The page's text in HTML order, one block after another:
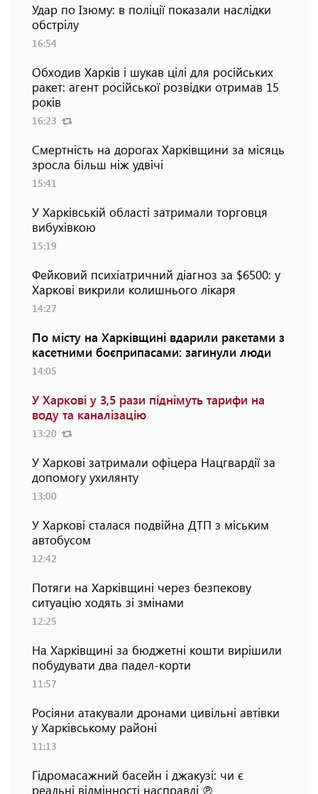
Удар по Ізюму: в поліції показали наслідки
обстрілу
16:54
Обходив Харків і шукав цілі для російських
ракет: агент російської розвідки отримав 15
років
16:23
Смертність на дорогах Харківщини за місяць
зросла більш ніж удвічі
15:41
У Харківській області затримали торговця
вибухівкою
15:19
Фейковий психіатричний діагноз за $6500: у
Харкові викрили колишнього лікаря
14:27
По місту на Харківщині вдарили ракетами з
касетними боєприпасами: загинули люди
14:05
У Харкові у 3,5 рази піднімуть тарифи на
воду та каналізацію
13:20
У Харкові затримали офіцера Нацгвардії за
допомогу ухилянту
13:00
У Харкові сталася подвійна ДТП з міським
автобусом
12:42
Потяги на Харківщині через безпекову
ситуацію ходять зі змінами
12:25
На Харківщині за бюджетні кошти вирішили
побудувати два падел-корти
11:57
Росіяни атакували дронами цивільні автівки
у Харківському районі
11:13
Гідромасажний басейн і джакузі: чи є
реальні відмінності насправді ℗